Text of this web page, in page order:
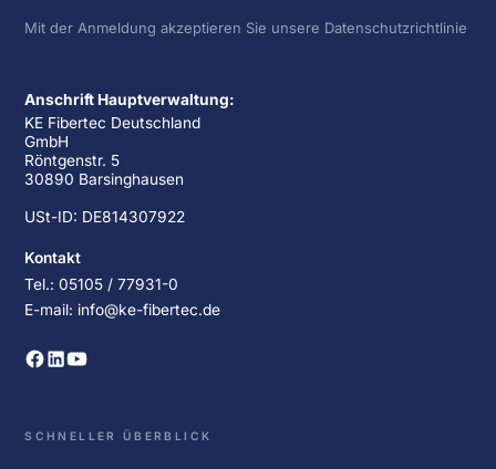
Mit der Anmeldung akzeptieren Sie unsere Datenschutzrichtlinie
Anschrift Hauptverwaltung:
KE Fibertec Deutschland
GmbH
Röntgenstr. 5
30890 Barsinghausen
USt-ID: DE814307922
Kontakt
Tel.: 05105 / 77931-0
E-mail: info@ke-fibertec.de
SCHNELLER ÜBERBLICK